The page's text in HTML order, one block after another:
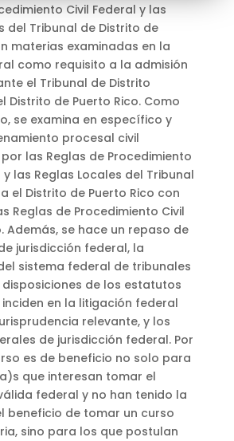
Civil Federal y las
del Tribunal de Distrito de
materias examinadas en la
como requisito a la admisión
el Tribunal de Distrito
Distrito de Puerto Rico. Como
se examina en específico y
procesal civil
las Reglas de Procedimiento
y las Reglas Locales del Tribunal
el Distrito de Puerto Rico con
Reglas de Procedimiento Civil
Además, se hace un repaso de
jurisdicción federal, la
sistema federal de tribunales
disposiciones de los estatutos
en la litigación federal
relevante, y los
de jurisdicción federal. Por
es de beneficio no solo para
que interesan tomar el
federal y no han tenido la
beneficio de tomar un curso
sino para los que postulan